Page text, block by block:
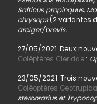
Salticus propinquus,
chrysops(2 variantes
arciger/brevis.
27/05/2021. Deux
Coléptères Cleridae:
23/05/2021. Trois
Coléoptères
stercorarius et